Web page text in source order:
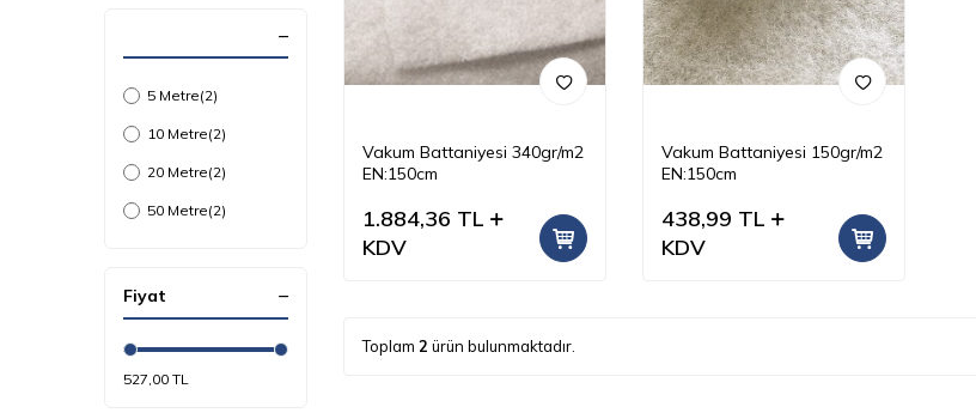
5 Metre(2)
10 Metre(2)
20 Metre(2)
50 Metre(2)
Fiyat
527,00 TL
Vakum Battaniyesi 340gr/m2
EN:150cm
1.884,36 TL
KDV
Vakum Battaniyesi 150gr/m2
EN:150cm
438,99 TL
KDV
Toplam 2 ürün bulunmaktadır.